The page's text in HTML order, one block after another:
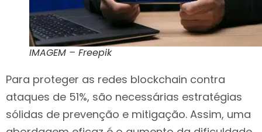
IMAGEM – Freepik
Para proteger as redes blockchain contra
ataques de 51%, são necessárias estratégias
sólidas de prevenção e mitigação. Assim, uma